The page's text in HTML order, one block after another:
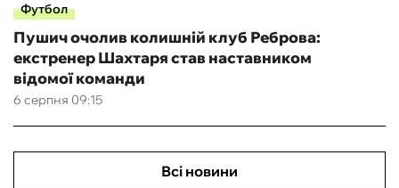
Футбол
6 серпня 09:15
Пушич очолив колишній клуб Реброва:
екстренер Шахтаря став наставником
відомої команди
Всі новини